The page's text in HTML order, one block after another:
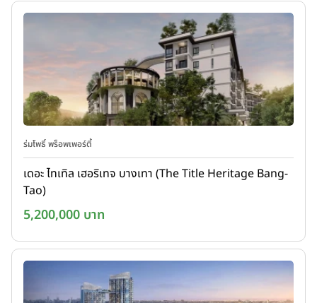
ร่มโพธิ์ พร็อพเพอร์ตี้
เดอะ ไทเทิล เฮอริเทจ บางเทา (The Title Heritage Bang-
Tao)
5,200,000 บาท